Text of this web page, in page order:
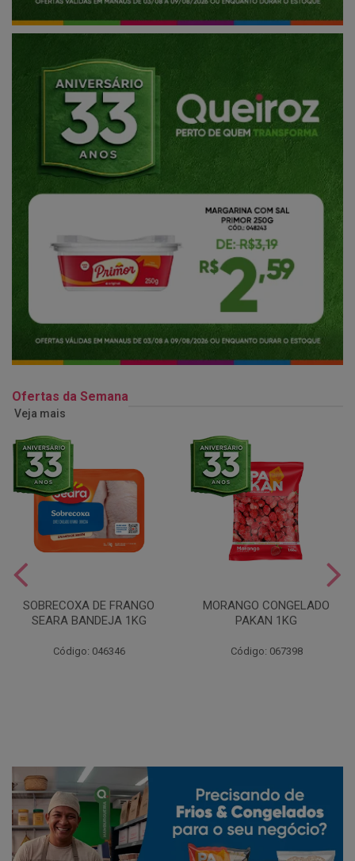
Ofertas da Semana
Veja mais
SOBRECOXA DE FRANGO
SEARA BANDEJA 1KG
Código: 046346
MORANGO CONGELADO
PAKAN 1KG
Código: 067398